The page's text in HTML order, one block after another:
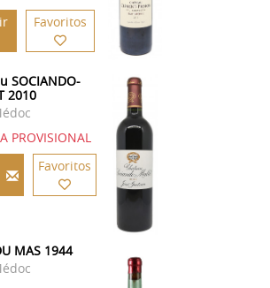
Favoritos
SOCIANDO-
2010
PROVISIONAL
Favoritos
MAS 1944